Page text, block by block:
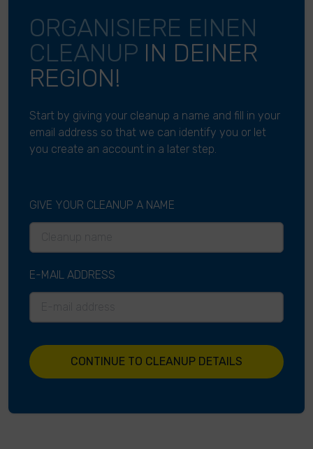
ORGANISIERE EINEN
CLEANUP IN DEINER
REGION!
Start by giving your cleanup a name and fill in your
email address so that we can identify you or let
you create an account in a later step.
GIVE YOUR CLEANUP A NAME
E-MAIL ADDRESS
CONTINUE TO CLEANUP DETAILS